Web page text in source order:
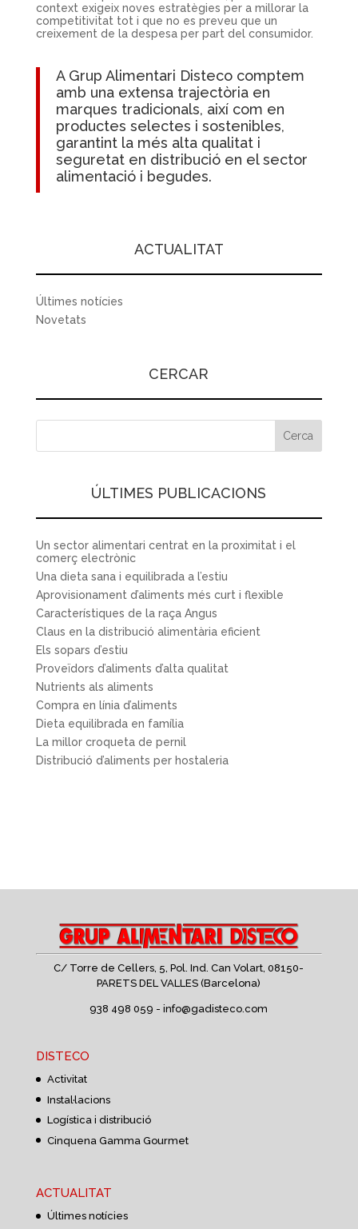
context exigeix noves estratègies per a millorar la
competitivitat tot i que no es preveu que un
creixement de la despesa per part del consumidor.
AGrup Alimentari Distecocomptem
amb una extensa trajectòria en
marques tradicionals, així com en
productes selectes i sostenibles,
garantint la més alta qualitat i
seguretat en distribució en el sector
alimentació i begudes.
ACTUALITAT
Últimes notícies
Novetats
CERCAR
ÚLTIMES PUBLICACIONS
Un sector alimentari centrat en la proximitat i el
comerç electrònic
Una dieta sana i equilibrada a l’estiu
Aprovisionament d’aliments més curt i flexible
Característiques de la raça Angus
Claus en la distribució alimentària eficient
Els sopars d’estiu
Proveïdors d’aliments d’alta qualitat
Nutrients als aliments
Compra en línia d’aliments
Dieta equilibrada en família
La millor croqueta de pernil
Distribució d’aliments per hostaleria
C/ Torre de Cellers, 5, Pol. Ind. Can Volart,08150-
PARETS DEL VALLES (Barcelona)
938 498 059 -info@gadisteco.com
DISTECO
Activitat
Instal·lacions
Logística i distribució
Cinquena Gamma Gourmet
ACTUALITAT
Últimes notícies